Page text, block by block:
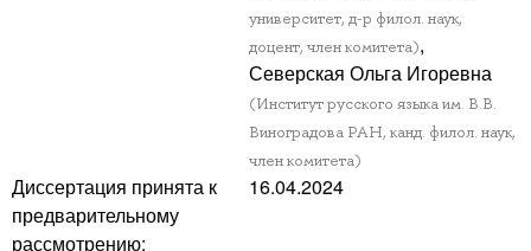
университет, д-р филол. наук,
доцент, член комитета),
Северская Ольга Игоревна
(Институт русского языка им. В.В.
Виноградова РАН, канд. филол. наук,
член комитета)
Диссертация принята к
предварительному
рассмотрению:
16.04.2024